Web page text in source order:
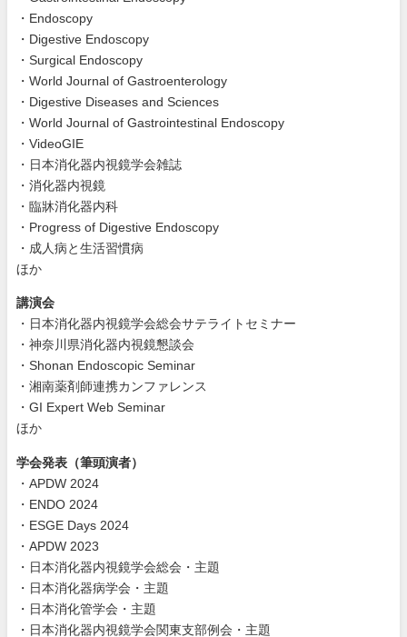
・Endoscopy
・Digestive Endoscopy
・Surgical Endoscopy
・World Journal of Gastroenterology
・Digestive Diseases and Sciences
・World Journal of Gastrointestinal Endoscopy
・VideoGIE
・日本消化器内視鏡学会雑誌
・消化器内視鏡
・臨牀消化器内科
・Progress of Digestive Endoscopy
・成人病と生活習慣病
ほか
講演会
・日本消化器内視鏡学会総会サテライトセミナー
・神奈川県消化器内視鏡懇談会
・Shonan Endoscopic Seminar
・湘南薬剤師連携カンファレンス
・GI Expert Web Seminar
ほか
学会発表（筆頭演者）
・APDW 2024
・ENDO 2024
・ESGE Days 2024
・APDW 2023
・日本消化器内視鏡学会総会・主題
・日本消化器病学会・主題
・日本消化管学会・主題
・日本消化器内視鏡学会関東支部例会・主題